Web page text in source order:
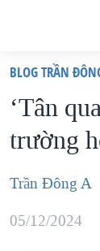
truy
cập
Tới
dung
chính
VIỆT NAM
HOA KỲ
BIỂN ĐÔNG
BLOG TRẦN
‘Tân
trường
Trần Đông A
05/12/2024